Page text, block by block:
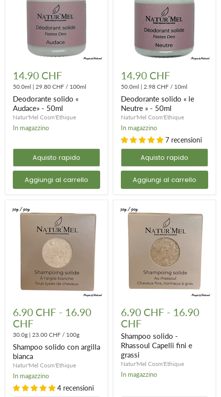
solido
Audace»
50ml
14.90 CHF
50.0ml | 29.80 CHF / 100ml
Deodorante solido «
Audace» - 50ml
Natur'Mel Cosm'Ethique
In magazzino
Aquisto rapido
Aggiungi al carrello
solido
le
Neutre
50ml
14.90 CHF
50.0ml | 2.98 CHF / 10ml
Deodorante solido « le
Neutre » - 50ml
Natur'Mel Cosm'Ethique
In magazzino
7 recensioni
Aquisto rapido
Aggiungi al carrello
solido
con
argilla
bianca
6.90 CHF - 16.90
CHF
30.0g | 23.00 CHF / 100g
Shampoo solido con argilla
bianca
Natur'Mel Cosm'Ethique
In magazzino
4 recensioni
solido
Rhassoul
Capelli
fini
e
grassi
6.90 CHF - 16.90
CHF
Shampoo solido -
Rhassoul Capelli fini e
grassi
Natur'Mel Cosm'Ethique
In magazzino